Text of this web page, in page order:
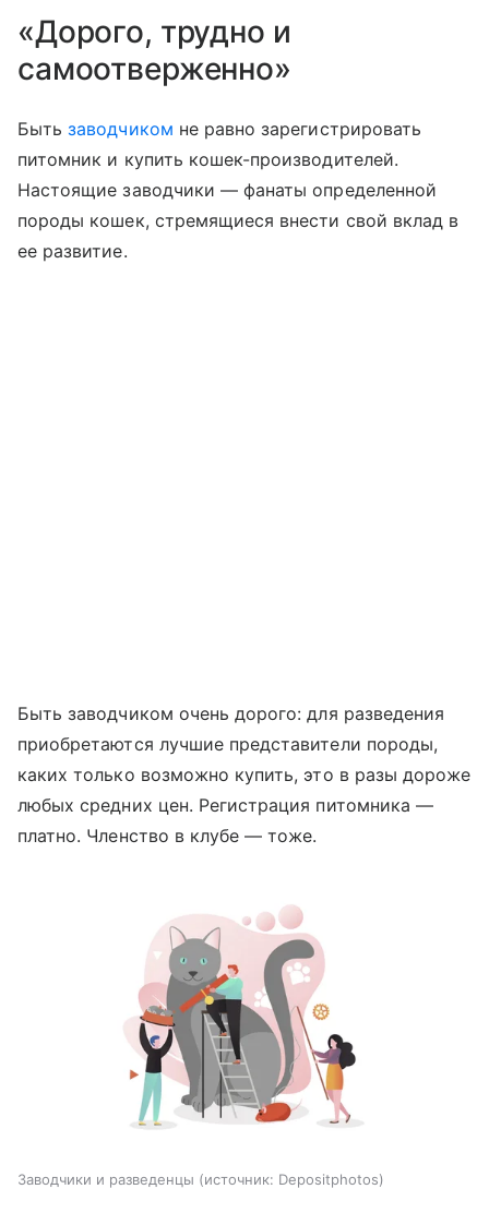
«Дорого, трудно и
самоотверженно»
Бытьзаводчиком не равно зарегистрировать
питомник и купить кошек-производителей.
Настоящие заводчики — фанаты определенной
породы кошек, стремящиеся внести свой вклад в
ее развитие.
Быть заводчиком очень дорого: для разведения
приобретаются лучшие представители породы,
каких только возможно купить, это в разы дороже
любых средних цен. Регистрация питомника —
платно. Членство в клубе — тоже.
Заводчики и разведенцы источник: Depositphotos